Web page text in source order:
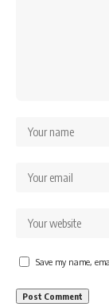
Save my name,